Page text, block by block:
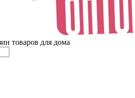
товаров для дома